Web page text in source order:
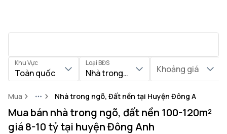
Khu Vực
Toàn quốc
Loại BĐS
Nhà trong ngõ, Đất nềnKhoảng giá
Mua MoreNhà trong ngõ, Đất nền tại Huyện Đông Anh
Mua bán nhà trong ngõ, đất nền 100-120m²
giá 8-10 tỷ tại huyện Đông Anh